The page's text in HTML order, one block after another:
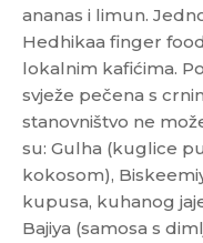
ananas i limun.
Hedhikaa finger
lokalnim kafićima.
svježe pečena s
stanovništvo ne
su: Gulha (kuglice
kokosom),
kupusa, kuhanog
Bajiya (samosa s